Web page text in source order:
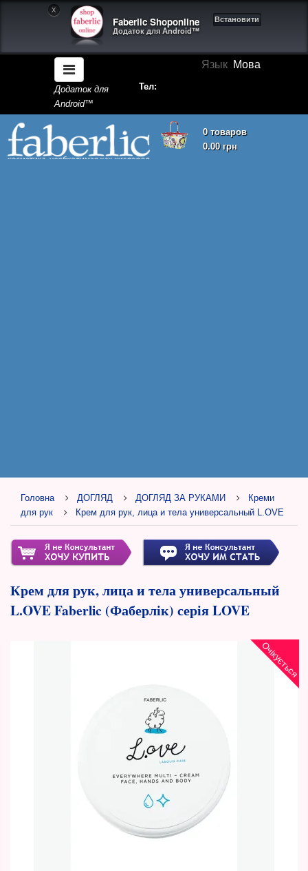
X
Faberlic Shoponline
Додаток для Android™
Встановити
Язык Мова
Додаток для
Android™
Тел:
0 товаров
0.00 грн
Кошик покупок порожній!
Головна ДОГЛЯД ДОГЛЯД ЗА РУКАМИ
Креми
для рук
Крем для рук, лица и тела универсальный L.OVE
Крем для рук, лица и тела универсальный
L.OVE Faberlic (Фаберлік) серія LOVE
Очікується